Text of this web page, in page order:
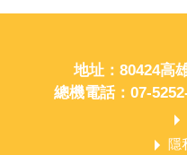
地址：80424高
總機電話：07-
隱